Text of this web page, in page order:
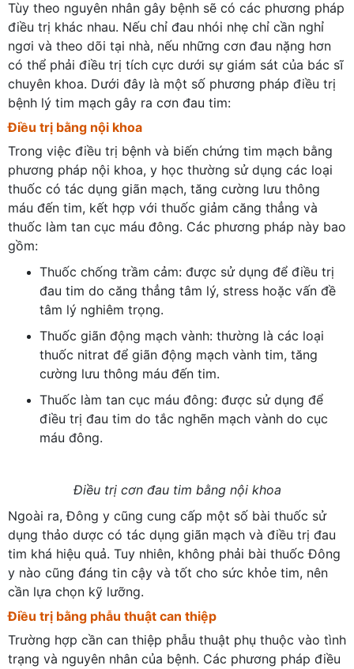
Tùy theo nguyên nhân gây bệnh sẽ có các phương pháp
điều trị khác nhau. Nếu chỉ đau nhói nhẹ chỉ cần nghỉ
ngơi và theo dõi tại nhà, nếu những cơn đau nặng hơn
có thể phải điều trị tích cực dưới sự giám sát của bác sĩ
chuyên khoa. Dưới đây là một số phương pháp điều trị
bệnh lý tim mạch gây ra cơn đau tim:
Điều trị bằng nội khoa
Trong việc điều trị bệnh và biến chứng tim mạch bằng
phương pháp nội khoa, y học thường sử dụng các loại
thuốc có tác dụng giãn mạch, tăng cường lưu thông
máu đến tim, kết hợp với thuốc giảm căng thẳng và
thuốc làm tan cục máu đông. Các phương pháp này bao
gồm:
Thuốc chống trầm cảm: được sử dụng để điều trị
đau tim do căng thẳng tâm lý, stress hoặc vấn đề
tâm lý nghiêm trọng.
Thuốc giãn động mạch vành: thường là các loại
thuốc nitrat để giãn động mạch vành tim, tăng
cường lưu thông máu đến tim.
Thuốc làm tan cục máu đông: được sử dụng để
điều trị đau tim do tắc nghẽn mạch vành do cục
máu đông.
Điều trị cơn đau tim bằng nội khoa
Ngoài ra, Đông y cũng cung cấp một số bài thuốc sử
dụng thảo dược có tác dụng giãn mạch và điều trị đau
tim khá hiệu quả. Tuy nhiên, không phải bài thuốc Đông
y nào cũng đáng tin cậy và tốt cho sức khỏe tim, nên
cần lựa chọn kỹ lưỡng.
Điều trị bằng phẫu thuật can thiệp
Trường hợp cần can thiệp phẫu thuật phụ thuộc vào tình
trạng và nguyên nhân của bệnh. Các phương pháp điều